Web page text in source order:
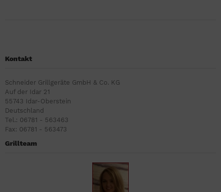
Kontakt
Schneider Grillgeräte GmbH & Co. KG
Auf der Idar 21
55743 Idar-Oberstein
Deutschland
Tel.: 06781 - 563463
Fax: 06781 - 563473
Grillteam